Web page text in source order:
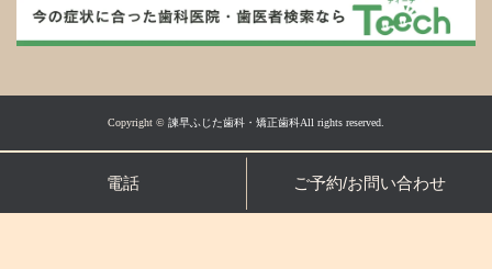
Copyright © 諫早ふじた歯科・矯正歯科All rights reserved.
電話 ご予約/お問い合わせ